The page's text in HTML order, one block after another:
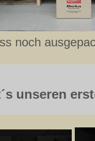
noch
unseren